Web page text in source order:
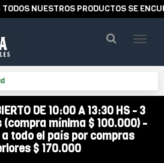
NUESTROS PRODUCTOS SE
DE 10:00 A 13:30 HS - 3
(compra mínima $ 100.000) -
todo el país por compras
$ 170.000